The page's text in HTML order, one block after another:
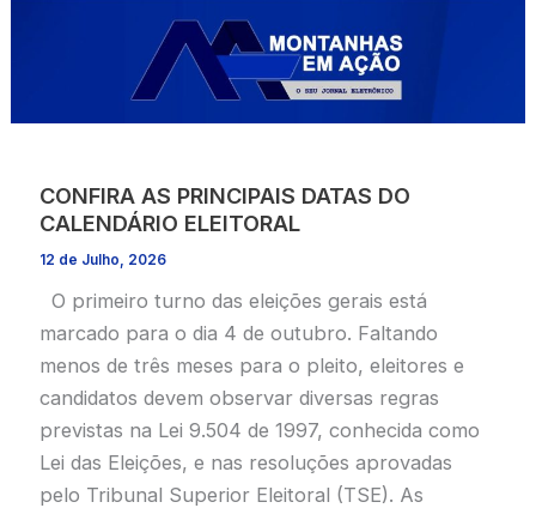
CONFIRA AS PRINCIPAIS DATAS DO
CALENDÁRIO ELEITORAL
12 de Julho, 2026
O primeiro turno das eleições gerais está
marcado para o dia 4 de outubro. Faltando
menos de três meses para o pleito, eleitores e
candidatos devem observar diversas regras
previstas na Lei 9.504 de 1997, conhecida como
Lei das Eleições, e nas resoluções aprovadas
pelo Tribunal Superior Eleitoral (TSE). As